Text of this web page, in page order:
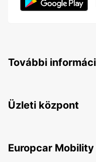
További
Üzleti központ
Europcar